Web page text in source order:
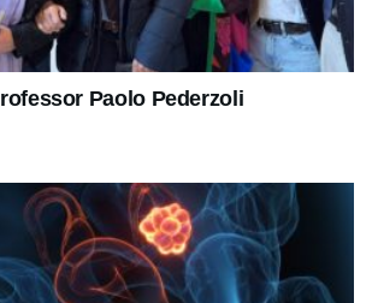
Paolo Pederzoli